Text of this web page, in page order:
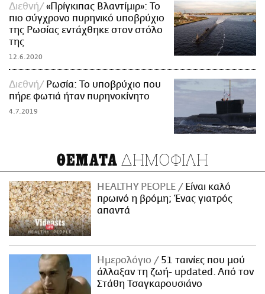
Διεθνή
«Πρίγκιπας Βλαντίμιρ»: Το
πιο σύγχρονο πυρηνικό υποβρύχιο
της Ρωσίας εντάχθηκε στον στόλο
της
12.6.2020
Διεθνή
Ρωσία: Το υποβρύχιο που
πήρε φωτιά ήταν πυρηνοκίνητο
4.7.2019
ΘΕΜΑΤΑ ΔΗΜΟΦΙΛΗ
HEALTHY PEOPLE
Είναι καλό
πρωινό η βρόμη; Ένας γιατρός
απαντά
Ημερολόγιο
51 ταινίες που μού
άλλαξαν τη ζωή- updated. Aπό τον
Στάθη Τσαγκαρουσιάνο